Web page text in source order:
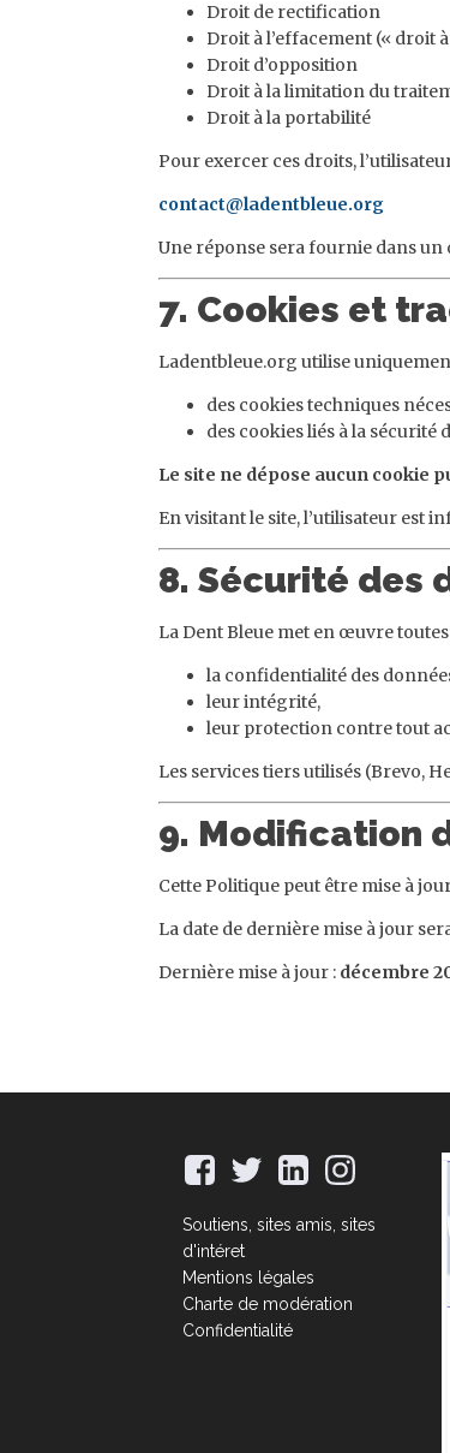
Droit de rectification
Droit à l’effacement (« droit à
Droit d’opposition
Droit à la limitation du
Droit à la portabilité
Pour exercer ces droits,
contact@ladentbleue.org
Une réponse sera fournie dans un
7. Cookies et
Ladentbleue.org utilise
des cookies techniques
des cookies liés à la sécurité
Le site ne dépose aucun cookie
En visitant le site, l’utilisateur est
8. Sécurité des
La Dent Bleue met en œuvre
la confidentialité des
leur intégrité,
leur protection contre tout
Les services tiers utilisés (Brevo,
9. Modification
Cette Politique peut être mise à
La date de dernière mise à jour
Dernière mise à jour : décembre
Soutiens, sites amis, sites
d'intéret
Mentions légales
Charte de modération
Confidentialité